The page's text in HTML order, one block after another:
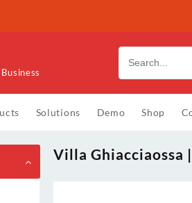
Solutions Demo Shop
Villa Ghiacciaossa